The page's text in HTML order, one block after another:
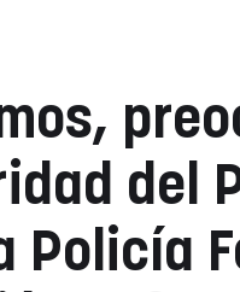
del
Policía